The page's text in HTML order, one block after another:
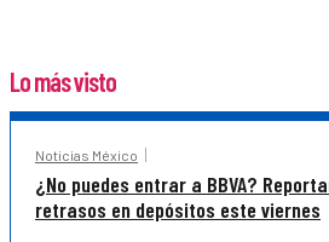
Lo más visto
Noticias México
¿No puedes entrar a BBVA?
retrasos en depósitos este viernes